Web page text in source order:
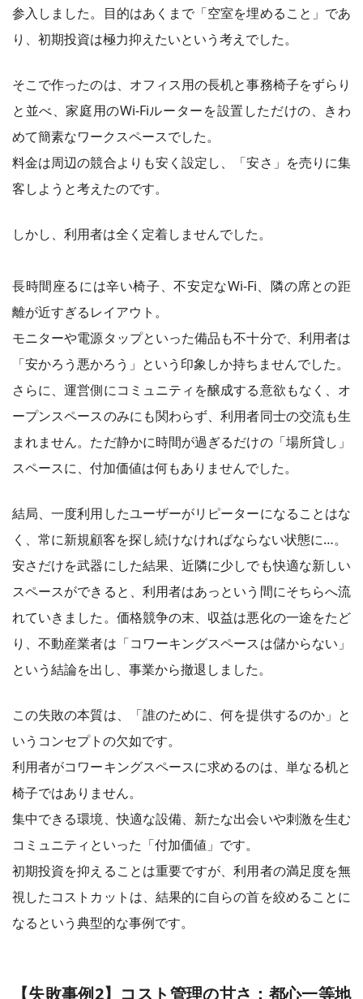
参入しました。目的はあくまで「空室を埋めること」であ
り、初期投資は極力抑えたいという考えでした。
そこで作ったのは、オフィス用の長机と事務椅子をずらり
と並べ、家庭用のWi-Fiルーターを設置しただけの、きわ
めて簡素なワークスペースでした。
料金は周辺の競合よりも安く設定し、「安さ」を売りに集
客しようと考えたのです。
しかし、利用者は全く定着しませんでした。
長時間座るには辛い椅子、不安定なWi-Fi、隣の席との距
離が近すぎるレイアウト。
モニターや電源タップといった備品も不十分で、利用者は
「安かろう悪かろう」という印象しか持ちませんでした。
さらに、運営側にコミュニティを醸成する意欲もなく、オ
ープンスペースのみにも関わらず、利用者同士の交流も生
まれません。ただ静かに時間が過ぎるだけの「場所貸し」
スペースに、付加価値は何もありませんでした。
結局、一度利用したユーザーがリピーターになることはな
く、常に新規顧客を探し続けなければならない状態に…。
安さだけを武器にした結果、近隣に少しでも快適な新しい
スペースができると、利用者はあっという間にそちらへ流
れていきました。価格競争の末、収益は悪化の一途をたど
り、不動産業者は「コワーキングスペースは儲からない」
という結論を出し、事業から撤退しました。
この失敗の本質は、「誰のために、何を提供するのか」と
いうコンセプトの欠如です。
利用者がコワーキングスペースに求めるのは、単なる机と
椅子ではありません。
集中できる環境、快適な設備、新たな出会いや刺激を生む
コミュニティといった「付加価値」です。
初期投資を抑えることは重要ですが、利用者の満足度を無
視したコストカットは、結果的に自らの首を絞めることに
なるという典型的な事例です。
【失敗事例2】コスト管理の甘さ：都心一等地